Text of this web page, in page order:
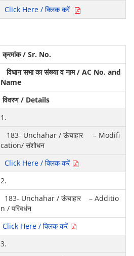
Click Here / क्लिक करें
क्रमांक / Sr. No.
विधान सभा का संख्या व नाम / AC No. and
Name
विवरण / Details
1.
183- Unchahar / ऊंचाहार – Modifi
cation/ संशोधन
Click Here / क्लिक करें
2.
183- Unchahar / ऊंचाहार – Additio
n / परिवर्धन
Click Here / क्लिक करें
3.